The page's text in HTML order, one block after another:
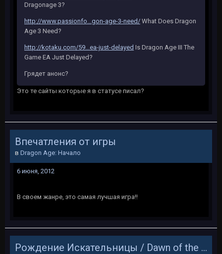
Dragonage 3?
http://www.passionfo...gon-age-3-need/ What Does Dragon
Age 3 Need?
http://kotaku.com/59...ea-just-delayed Is Dragon Age III The
Game EA Just Delayed?
Грядет анонс?
Это те сайты которые я в статусе писал?
Впечатления от игры
в Dragon Age: Начало
6 июня, 2012
В своем жанре, это самая лучшая игра!!
Рождение Искательницы / Dawn of the Seeker